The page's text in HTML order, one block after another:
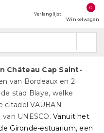
Verlanglijst
0
Winkelwagen
Château Cap Saint-
van Bordeaux en 2
stad Blaye, welke
citadel VAUBAN
van UNESCO.Vanuit het
Gironde-estuarium, een